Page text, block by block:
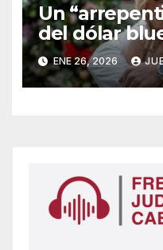
Un
del dólar
declaración
niveles
maniobra
ENE 26, 2026